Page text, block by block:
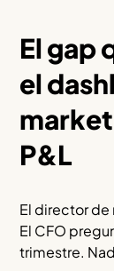
El gap
el
P&L
El director de
El CFO
trimestre.